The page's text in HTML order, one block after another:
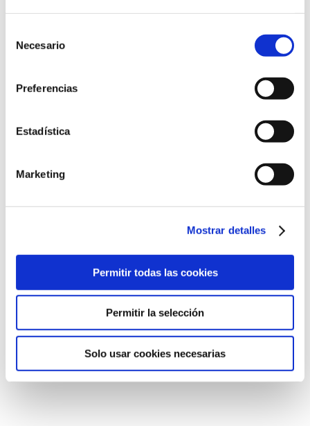
Necesario
Preferencias
Estadística
Marketing
Mostrar detalles
Permitir todas las cookies
Permitir la selección
Solo usar cookies necesarias
Enviar